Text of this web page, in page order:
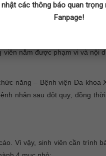
vị trí, chuyên môn chính, quy
hành – áp dụng kỹ năng trị
nắm được phạm vi và nội
năng – Bệnh viện Đa khoa
nhân sau đột quỵ, đồng
Vì vậy, sinh viên cần trình
nhật các thông báo quan trọng
Fanpage!